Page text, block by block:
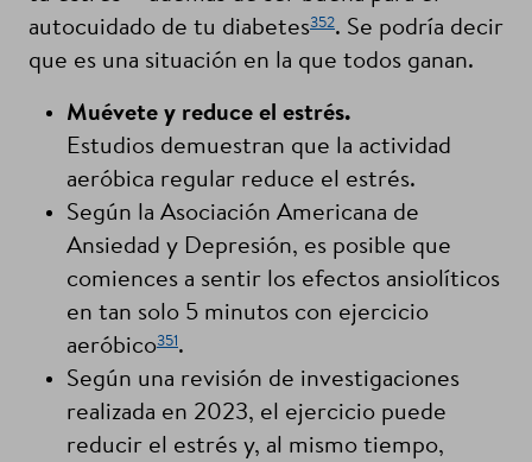
autocuidado de tu diabetes352. Se podría decir
que es una situación en la que todos ganan.
Muévete y reduce el estrés.
Estudios demuestran que la actividad
aeróbica regular reduce el estrés.
Según la Asociación Americana de
Ansiedad y Depresión, es posible que
comiences a sentir los efectos ansiolíticos
en tan solo 5 minutos con ejercicio
aeróbico351 .
Según una revisión de investigaciones
realizada en 2023, el ejercicio puede
reducir el estrés y, al mismo tiempo,